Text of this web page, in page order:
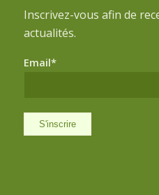
Inscrivez-vous afin de
actualités.
Email*